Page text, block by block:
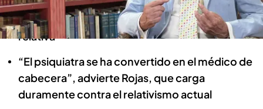
‘Comprender nuestras emociones’, un libro
que da las claves para lograr “la felicidad
relativa”
“El psiquiatra se ha convertido en el médico de
cabecera”, advierte Rojas, que carga
duramente contra el relativismo actual